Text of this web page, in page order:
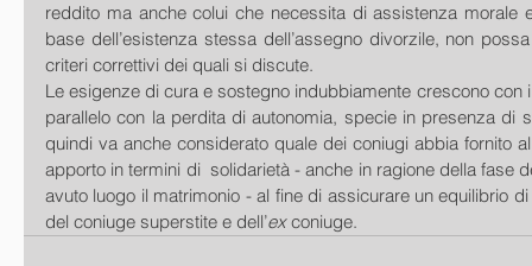
reddito ma anche colui che necessita di assistenza morale
base dell’esistenza stessa dell’assegno divorzile, non
criteri correttivi dei quali si discute.
Le esigenze di cura e sostegno indubbiamente crescono con
parallelo con la perdita di autonomia, specie in presenza di
quindi va anche considerato quale dei coniugi abbia fornito al
apporto in termini di  solidarietà - anche in ragione della fase
avuto luogo il matrimonio - al fine di assicurare un equilibrio
del coniuge superstite e dell’ex coniuge.